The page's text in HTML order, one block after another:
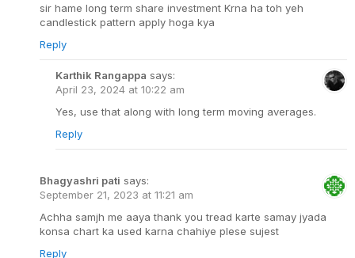
sir hame long term share investment Krna ha toh yeh
candlestick pattern apply hoga kya
Reply
Karthik Rangappa says:
April 23, 2024 at 10:22 am
Yes, use that along with long term moving averages.
Reply
Bhagyashri pati says:
September 21, 2023 at 11:21 am
Achha samjh me aaya thank you tread karte samay jyada
konsa chart ka used karna chahiye plese sujest
Reply